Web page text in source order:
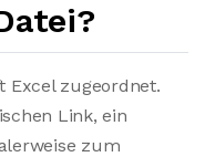
Excel zugeordnet.
Link, ein
zum